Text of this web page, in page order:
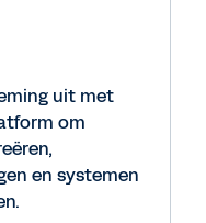
uit met
om
en systemen